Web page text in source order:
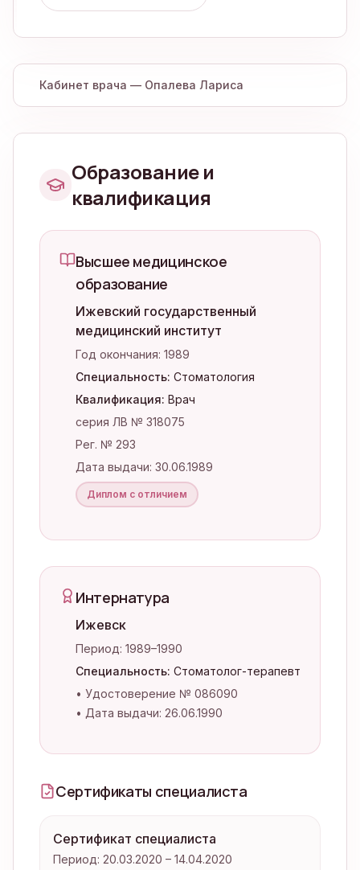
Кабинет врача — Опалева Лариса
Образование и
квалификация
Высшее медицинское
образование
Ижевский государственный
медицинский институт
Год окончания: 1989
Специальность: Стоматология
Квалификация: Врач
серия ЛВ № 318075
Рег. № 293
Дата выдачи: 30.06.1989
Диплом с отличием
Интернатура
Ижевск
Период: 1989–1990
Специальность: Стоматолог-терапевт
• Удостоверение № 086090
• Дата выдачи: 26.06.1990
Сертификаты специалиста
Сертификат специалиста
Период: 20.03.2020 – 14.04.2020